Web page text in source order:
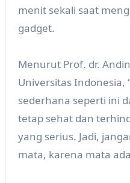
menit sekali saat
gadget.
Menurut Prof. dr.
Universitas Indonesia,
sederhana seperti ini
tetap sehat dan
yang serius. Jadi,
mata, karena mata